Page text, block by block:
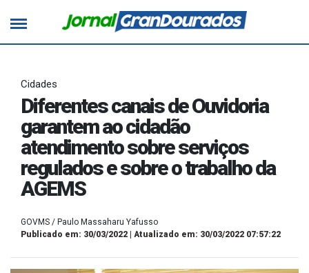
Cidades
Diferentes canais de Ouvidoria
garantem ao cidadão
atendimento sobre serviços
regulados e sobre o trabalho da
AGEMS
GOVMS / Paulo Massaharu Yafusso
Publicado em: 30/03/2022 | Atualizado em: 30/03/2022 07:57:22